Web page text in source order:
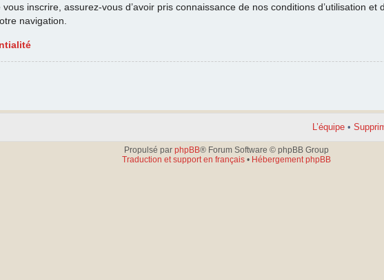
inscrire, assurez-vous d’avoir pris connaissance de nos conditions d’utilisation
navigation.
L’équipe •
Propulsé par phpBB® Forum Software © phpBB Group
Traduction et support en français• Hébergement phpBB